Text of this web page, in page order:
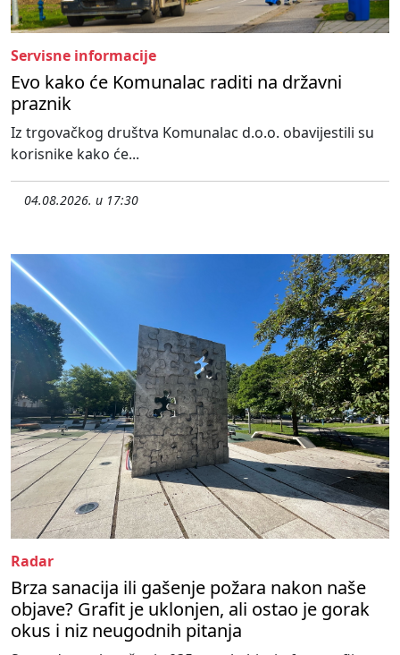
Servisne informacije
Evo kako će Komunalac raditi na državni
praznik
Iz trgovačkog društva Komunalac d.o.o. obavijestili su
korisnike kako će...
04.08.2026. u 17:30
Radar
Brza sanacija ili gašenje požara nakon naše
objave? Grafit je uklonjen, ali ostao je gorak
okus i niz neugodnih pitanja